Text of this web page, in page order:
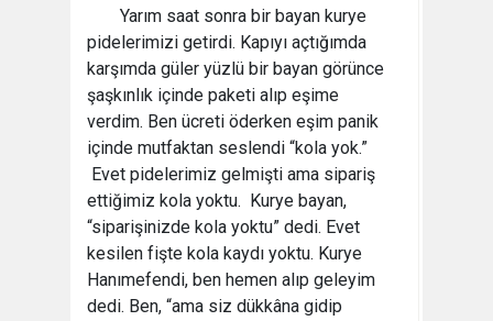
Yarım saat sonra bir bayan kurye
pidelerimizi getirdi. Kapıyı açtığımda
karşımda güler yüzlü bir bayan görünce
şaşkınlık içinde paketi alıp eşime
verdim. Ben ücreti öderken eşim panik
içinde mutfaktan seslendi “kola yok.”
Evet pidelerimiz gelmişti ama sipariş
ettiğimiz kola yoktu. Kurye bayan,
“siparişinizde kola yoktu” dedi. Evet
kesilen fişte kola kaydı yoktu. Kurye
Hanımefendi, ben hemen alıp geleyim
dedi. Ben, “ama siz dükkâna gidip